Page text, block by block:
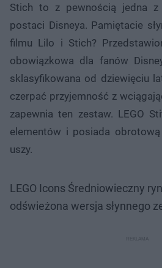
Stich to z pewnością jedna z
postaci Disneya. Pamiętacie
filmu Lilo i Stich?
obowiązkowa dla fanów
sklasyfikowana od dziewięciu
czerpać przyjemność z
zapewnia ten zestaw. LEGO
elementów i posiada
uszy.
LEGO Icons Średniowieczny
odświeżona wersja słynnego